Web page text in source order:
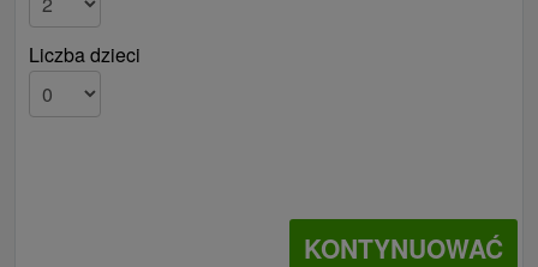
Liczba dzieci
KONTYNUOWAĆ